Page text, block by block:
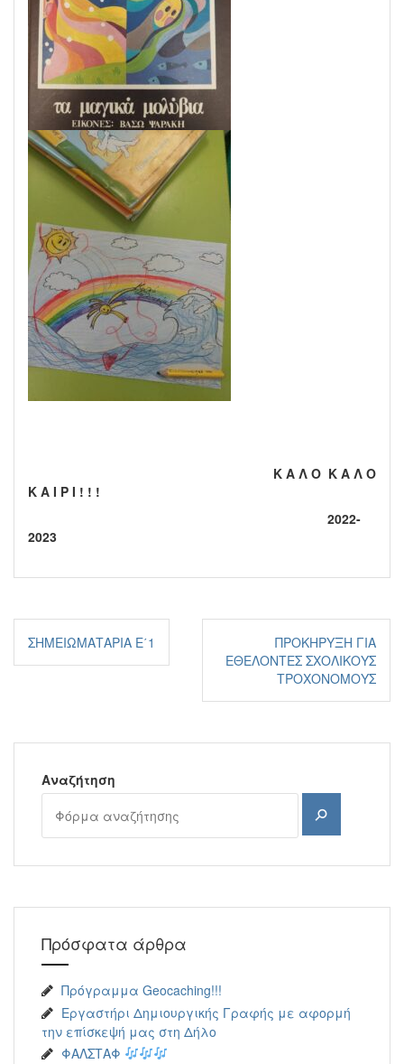
Κ Α Λ Ο Κ Α Λ Ο
Κ Α Ι Ρ Ι ! ! !
2022-
2023
Πλοήγηση
άρθρων
ΣΗΜΕΙΩΜΑΤΆΡΙΑ Ε΄1
ΠΡΟΚΉΡΥΞΗ ΓΙΑ
ΕΘΕΛΟΝΤΈΣ ΣΧΟΛΙΚΟΎΣ
ΤΡΟΧΟΝΌΜΟΥΣ
Αναζήτηση
Αναζήτηση
Πρόσφατα άρθρα
Πρόγραμμα Geocaching!!!
Εργαστήρι Δημιουργικής Γραφής με αφορμή
την επίσκεψή μας στη Δήλο
ΦΑΛΣΤΑΦ